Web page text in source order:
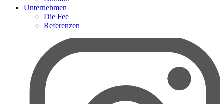
Unternehmen
Die Fee
Referenzen